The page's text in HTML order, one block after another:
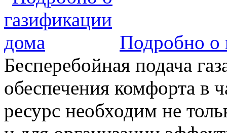
Подробно о
Бесперебойная подача
обеспечения комфорта в
ресурс необходим не